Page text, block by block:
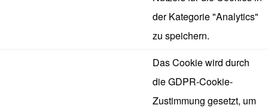
der Kategorie "Analytics"
zu speichern.
Das Cookie wird durch
die GDPR-Cookie-
Zustimmung gesetzt, um